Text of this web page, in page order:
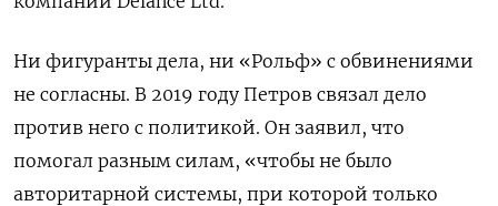
Ни фигуранты дела, ни «Рольф» с обвинениями
не согласны. В 2019 году Петров связал дело
против него с политикой. Он заявил, что
помогал разным силам, «чтобы не было
авторитарной системы, при которой только